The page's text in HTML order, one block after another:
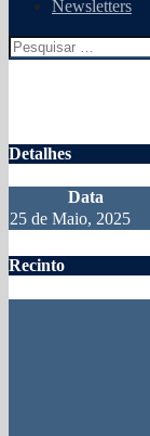
Newsletters
Pesquisar
por:
Detalhes
Data
25 de Maio, 2025
Recinto